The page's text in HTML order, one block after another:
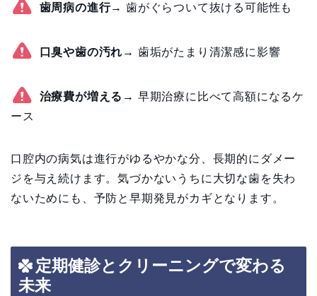
歯周病の進行→ 歯がぐらついて抜ける可能性も
口臭や歯の汚れ → 歯垢がたまり清潔感に影響
治療費が増える → 早期治療に比べて高額になるケ
ース
口腔内の病気は進行がゆるやかな分、長期的にダメー
ジを与え続けます。気づかないうちに大切な歯を失わ
ないためにも、予防と早期発見がカギとなります。
定期健診とクリーニングで変わる
未来